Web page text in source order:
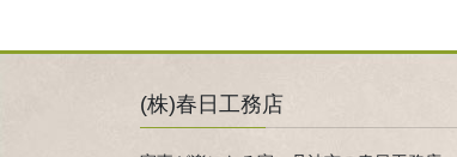
(株)春日工務店